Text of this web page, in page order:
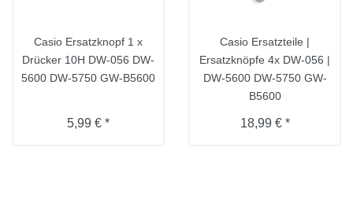
Casio Ersatzknopf 1 x
Drücker 10H DW-056 DW-
5600 DW-5750 GW-B5600
5,99 € *
Casio Ersatzteile |
Ersatzknöpfe 4x DW-056 |
DW-5600 DW-5750 GW-
B5600
18,99 € *